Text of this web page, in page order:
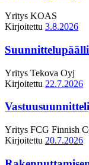
Yritys KOAS
Kirjoitettu 3.8.2026
Yritys Tekova Oyj
Kirjoitettu 22.7.2026
Yritys FCG Finnish
Kirjoitettu 20.7.2026